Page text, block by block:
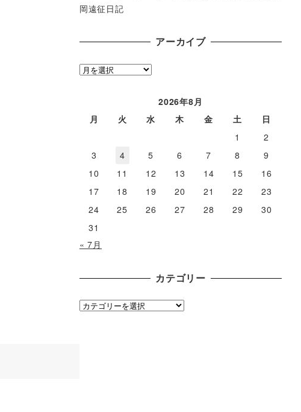
岡遠征日記
アーカイブ
ア
2026年8月
月
火 水 木 金 土
日
1
2
3
4 5 6 7 8
9
10
11 12 13 14 15
16
17
18 19 20 21 22
23
24
25 26 27 28 29
30
31
« 7月
カテゴリー
カ